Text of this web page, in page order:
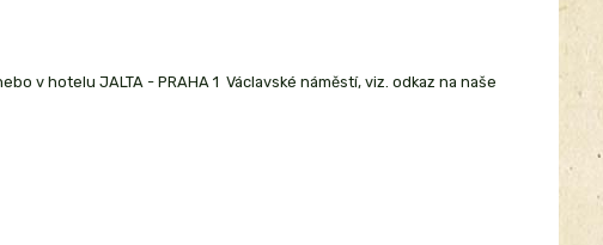
v hotelu JALTA - PRAHA 1 Václavské náměstí, viz. odkaz na naše